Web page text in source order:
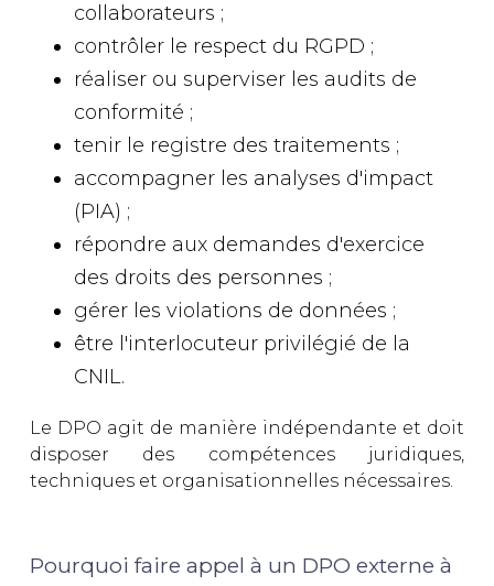
collaborateurs ;
contrôler le respect du RGPD ;
réaliser ou superviser les audits de
conformité ;
tenir le registre des traitements ;
accompagner les analyses d'impact
(PIA) ;
répondre aux demandes d'exercice
des droits des personnes ;
gérer les violations de données ;
être l'interlocuteur privilégié de la
CNIL.
Le DPO agit de manière indépendante et doit
disposer des compétences juridiques,
techniques et organisationnelles nécessaires.
Pourquoi faire appel à un DPO externe à